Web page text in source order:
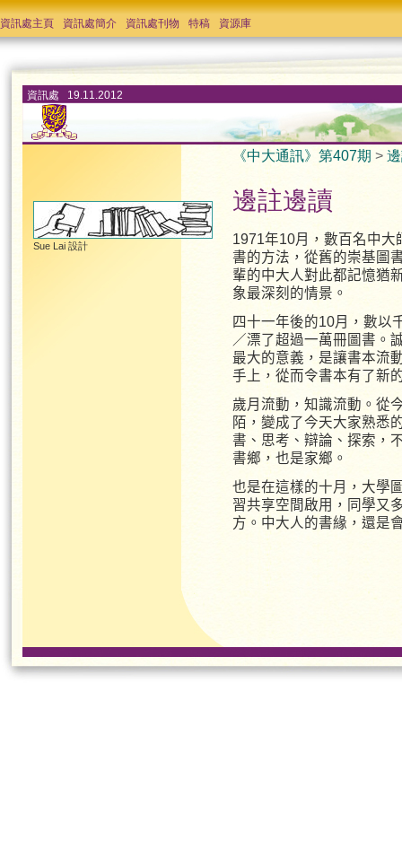
資訊處主頁 資訊處簡介 資訊處刊物 特稿 資源庫
資訊處 19.11.2012
Sue Lai 設計
《中大通訊》第407期 >
邊註邊讀
1971年10月，數百名中
書的方法，從舊的崇基圖
輩的中大人對此都記憶猶
象最深刻的情景。
四十一年後的10月，數以
／漂了超過一萬冊圖書。
最大的意義，是讓書本流
手上，從而令書本有了新
歲月流動，知識流動。從
陌，變成了今天大家熟悉
書、思考、辯論、探索，
書鄉，也是家鄉。
也是在這樣的十月，大學
習共享空間啟用，同學又
方。中大人的書緣，還是